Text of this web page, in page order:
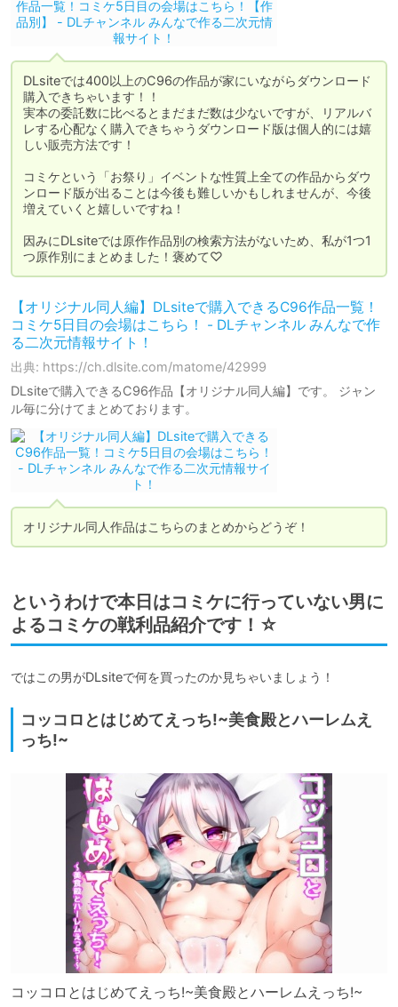
DLsiteでは400以上のC96の作品が家にいながらダウンロード
購入できちゃいます！！
実本の委託数に比べるとまだまだ数は少ないですが、リアルバ
レする心配なく購入できちゃうダウンロード版は個人的には嬉
しい販売方法です！
コミケという「お祭り」イベントな性質上全ての作品からダウ
ンロード版が出ることは今後も難しいかもしれませんが、今後
増えていくと嬉しいですね！
因みにDLsiteでは原作作品別の検索方法がないため、私が1つ1
つ原作別にまとめました！褒めて♡
【オリジナル同人編】DLsiteで購入できるC96作品一覧！
コミケ5日目の会場はこちら！ - DLチャンネル みんなで作
る二次元情報サイト！
出典: https://ch.dlsite.com/matome/42999
DLsiteで購入できるC96作品【オリジナル同人編】です。 ジャン
ル毎に分けてまとめております。
オリジナル同人作品はこちらのまとめからどうぞ！
というわけで本日はコミケに行っていない男に
よるコミケの戦利品紹介です！☆
ではこの男がDLsiteで何を買ったのか見ちゃいましょう！
コッコロとはじめてえっち!~美食殿とハーレムえ
っち!~
コッコロとはじめてえっち!~美食殿とハーレムえっち!~